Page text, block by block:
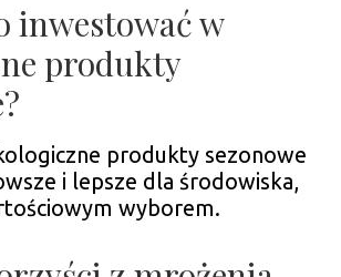
inwestować w
produkty
produkty sezonowe
i lepsze dla środowiska,
wyborem.